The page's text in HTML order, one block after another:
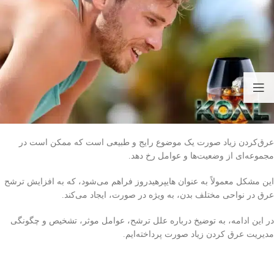
عرق‌کردن زیاد صورت یک موضوع رایج و طبیعی است که ممکن است در
مجموعه‌ای از وضعیت‌ها و عوامل رخ دهد.
این مشکل معمولاً به عنوان هایپرهیدروز فراهم می‌شود، که به افزایش ترشح
عرق در نواحی مختلف بدن، به ویژه در صورت، ایجاد می‌کند.
در این ادامه، به توضیخ درباره علل ترشح، عوامل موثر، تشخیص و چگونگی
مدیریت عرق کردن زیاد صورت پرداخته‌ایم.